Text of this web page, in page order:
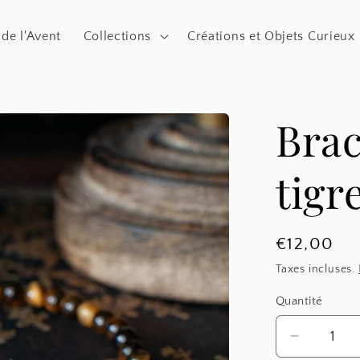
l'Avent Collections Créations et Objets Curieux
Prix
habituel
€12,00
Taxes incluses.
Quantité
Réduire